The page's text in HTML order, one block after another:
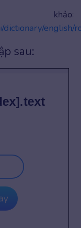
khảo:
dictionary/english/
sau: